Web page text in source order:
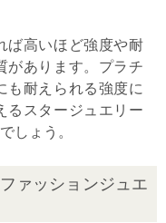
ば高いほど強度や耐
があります。プラチ
も耐えられる強度に
るスタージュエリー
しょう。
ァッションジュエ